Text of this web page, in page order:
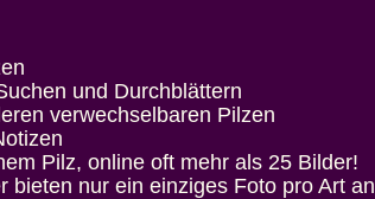
und Durchblättern
verwechselbaren Pilzen
Pilz, online oft mehr als 25 Bilder!
bieten nur ein einziges Foto pro Art an